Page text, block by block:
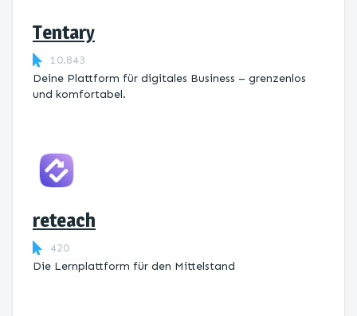
Tentary
10.843
Deine Plattform für digitales Business – grenzenlos
und komfortabel.
reteach
420
Die Lernplattform ​für den Mittelstand